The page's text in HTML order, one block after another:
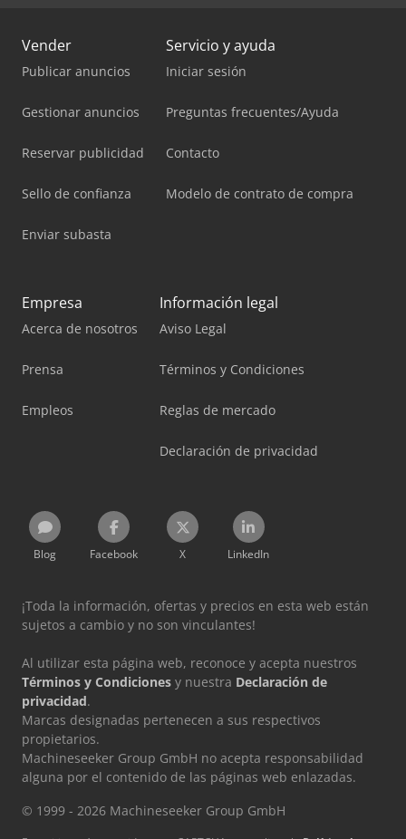
Vender
Publicar anuncios
Gestionar anuncios
Reservar publicidad
Sello de confianza
Enviar subasta
Servicio y ayuda
Iniciar sesión
Preguntas frecuentes/Ayuda
Contacto
Modelo de contrato de compra
Empresa
Acerca de nosotros
Prensa
Empleos
Información legal
Aviso Legal
Términos y Condiciones
Reglas de mercado
Declaración de privacidad
Blog Facebook X LinkedIn
¡Toda la información, ofertas y precios en esta web están
sujetos a cambio y no son vinculantes!
Al utilizar esta página web, reconoce y acepta nuestros
Términos y Condiciones y nuestra Declaración de
privacidad.
Marcas designadas pertenecen a sus respectivos
propietarios.
Machineseeker Group GmbH no acepta responsabilidad
alguna por el contenido de las páginas web enlazadas.
© 1999 - 2026 Machineseeker Group GmbH